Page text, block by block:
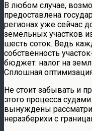
В любом случае,
предоставлена
регионах уже сейчас
земельных участков
шесть соток. Ведь
собственность
бюджет: налог на
Сплошная
Не стоит забывать и
этого процесса
вынуждены
неразберихи с